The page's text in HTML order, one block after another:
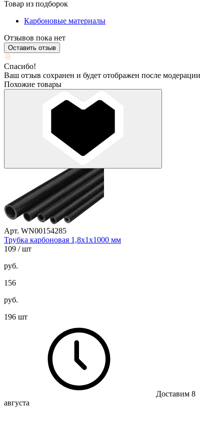
Товар из подборок
Карбоновые материалы
Отзывов пока нет
Оставить отзыв
Спасибо!
Ваш отзыв сохранен и будет отображен после модерации
Похожие товары
Арт. WN00154285
Трубка карбоновая 1,8х1х1000 мм
109 / шт
руб.
156
руб.
196 шт
Доставим 8
августа